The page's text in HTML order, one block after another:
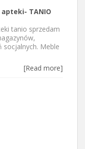
TANIO
tanio sprzedam
socjalnych. Meble
[Read more]